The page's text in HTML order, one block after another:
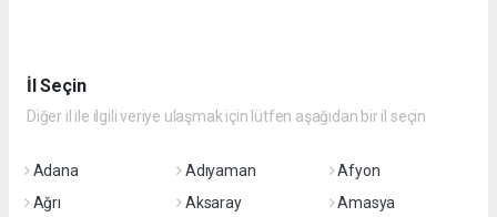
İl Seçin
Diğer il ile ilgili veriye ulaşmak için lütfen aşağıdan bir il seçin
Adana Adıyaman
Afyon
Ağrı
Aksaray
Amasya